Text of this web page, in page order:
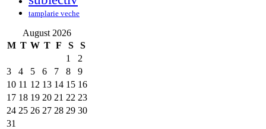
tamplarie veche
August 2026
M T W T F S
S
1
2
3
4 5 6 7 8
9
10 11 12 13 14 15 16
17 18 19 20 21 22 23
24 25 26 27 28 29 30
31